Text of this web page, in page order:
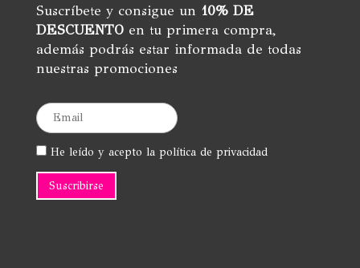
Suscríbete y consigue un 10% DE
DESCUENTOen tu primera compra,
además podrás estar informada de todas
nuestras promociones
He leído y acepto la política de privacidad